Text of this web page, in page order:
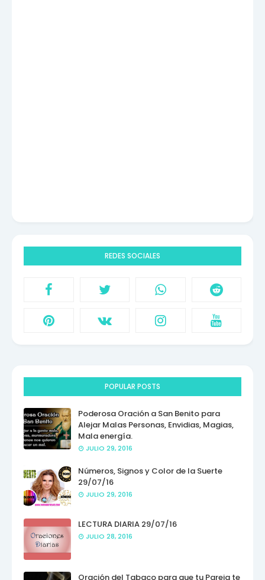
REDES SOCIALES
POPULAR POSTS
Poderosa Oración a San Benito para
Alejar Malas Personas, Envidias, Magias,
Mala energía.
JULIO 29, 2016
Números, Signos y Color de la Suerte
29/07/16
JULIO 29, 2016
LECTURA DIARIA 29/07/16
JULIO 28, 2016
Oración del Tabaco para que tu Pareja te